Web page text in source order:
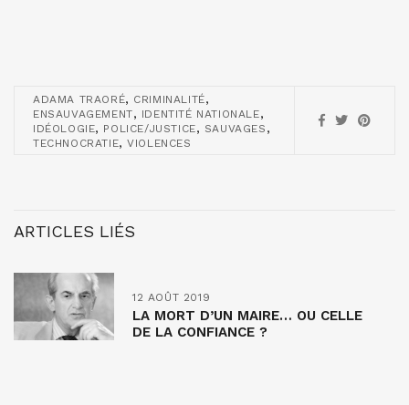
ADAMA TRAORÉ, CRIMINALITÉ,
ENSAUVAGEMENT, IDENTITÉ NATIONALE,
IDÉOLOGIE, POLICE/JUSTICE, SAUVAGES ,
TECHNOCRATIE,VIOLENCES
ARTICLES LIÉS
12 AOÛT 2019
LA MORT D’UN MAIRE… OU CELLE
DE LA CONFIANCE ?